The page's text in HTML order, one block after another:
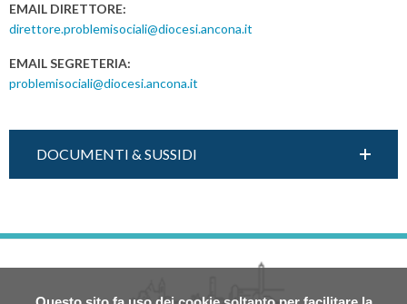
N
v
i
n
EMAIL DIRETTORE:
direttore.problemisociali@diocesi.ancona.it
EMAIL SEGRETERIA:
problemisociali@diocesi.ancona.it
DOCUMENTI & SUSSIDI